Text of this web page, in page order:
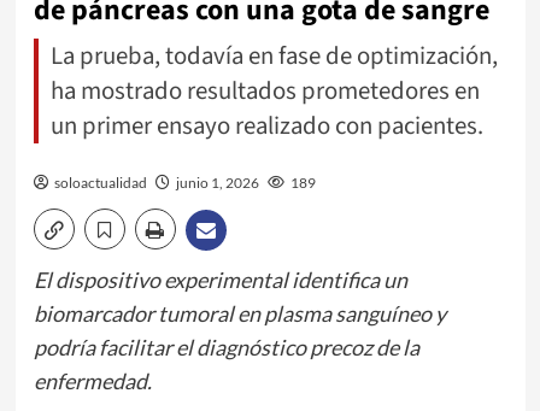
de páncreas con una gota de sangre
La prueba, todavía en fase de optimización,
ha mostrado resultados prometedores en
un primer ensayo realizado con pacientes.
soloactualidad junio 1, 2026 189
El dispositivo experimental identifica un
biomarcador tumoral en plasma sanguíneo y
podría facilitar el diagnóstico precoz de la
enfermedad.